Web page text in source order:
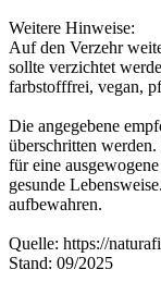
Weitere Hinweise:
Auf den Verzehr
sollte verzichtet
farbstofffrei, vegan,
Die angegebene
überschritten
für eine
gesunde
aufbewahren.
Quelle: https://
Stand: 09/2025